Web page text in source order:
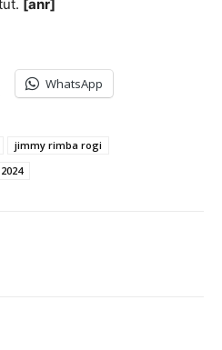
[anr]
WhatsApp
jimmy rimba rogi